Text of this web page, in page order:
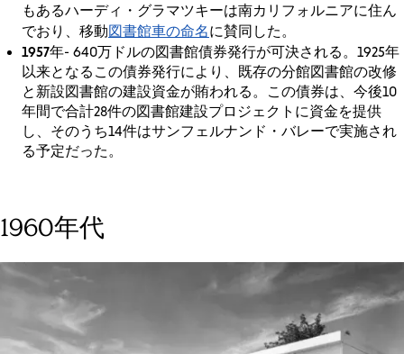
もあるハーディ・グラマツキーは南カリフォルニアに住ん
でおり、移動図書館車の命名に賛同した。
1957年- 640万ドルの図書館債券発行が可決される。1925年
以来となるこの債券発行により、既存の分館図書館の改修
と新設図書館の建設資金が賄われる。この債券は、今後10
年間で合計28件の図書館建設プロジェクトに資金を提供
し、そのうち14件はサンフェルナンド・バレーで実施され
る予定だった。
1960年代